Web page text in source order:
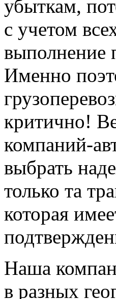
убыткам,
с учетом
выполнение
Именно
критично!
компаний-
выбрать
только та
которая
Наша
в разных